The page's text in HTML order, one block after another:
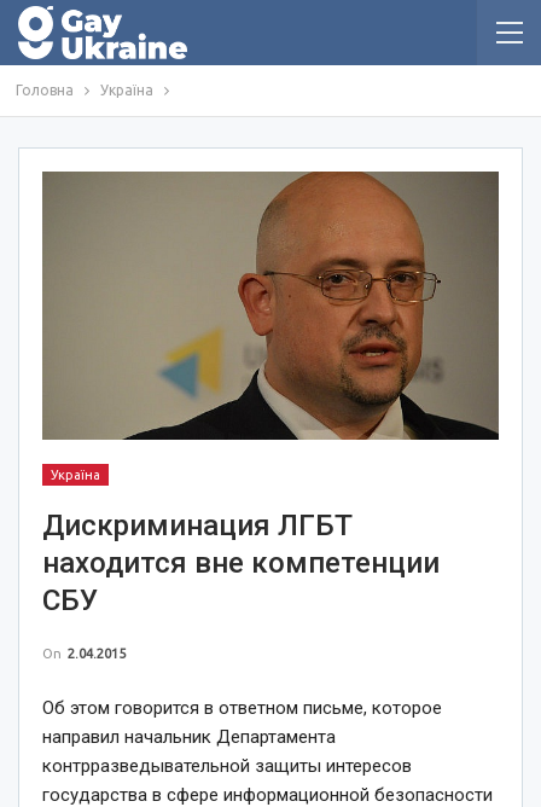
Головна Україна
Україна
Дискриминация ЛГБТ
находится вне компетенции
СБУ
On 2.04.2015
Об этом говорится в ответном письме, которое
направил начальник Департамента
контрразведывательной защиты интересов
государства в сфере информационной безопасности